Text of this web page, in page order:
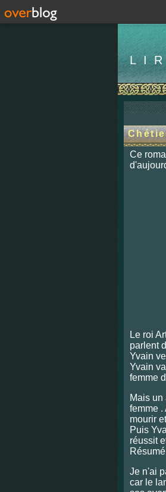
Ce
Le roi
parlent
Yvain
Yvain
femme
Mais un
femme
mourir
Puis
réussit
Je n'ai
car le